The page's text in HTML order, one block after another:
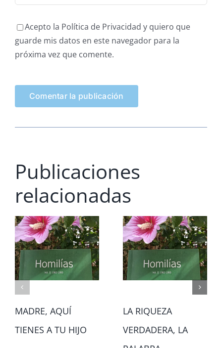
Acepto la Política de Privacidad y quiero que
guarde mis datos en este navegador para la
próxima vez que comente.
Publicaciones
relacionadas
MADRE, AQUÍ
TIENES A TU HIJO
LA RIQUEZA
VERDADERA, LA